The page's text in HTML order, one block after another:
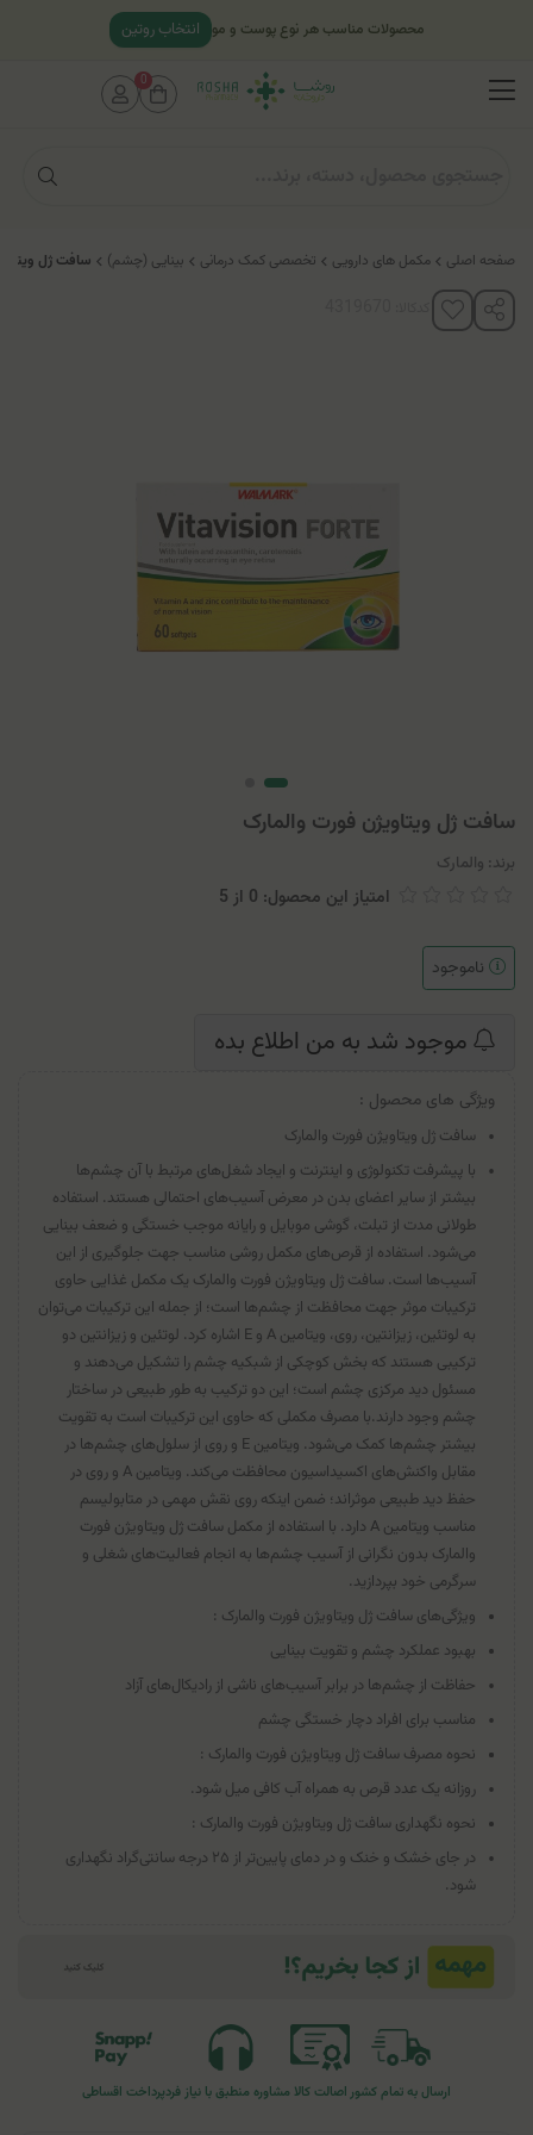
صفحه اصلی مکمل های دارویی تخصصی کمک درمانی بینایی (چشم) سافت ژل
سافت ژل ویتاویژن فورت والمارک
برند: والمارک
امتیاز این محصول: 0 از 5
ناموجود
موجود شد به من اطلاع بده
ویژگی های محصول :
سافت ژل ویتاویژن فورت والمارک
با پیشرفت تکنولوژی و اینترنت و ایجاد شغل‌های مرتبط با آن چشم‌ها
بیشتر از سایر اعضای بدن در معرض آسیب‌های احتمالی هستند. استفاده
طولانی مدت از تبلت، گوشی موبایل و رایانه موجب خستگی و ضعف بینایی
می‌شود. استفاده از قرص‌های مکمل روشی مناسب جهت جلوگیری از این
آسیب‌ها است. سافت ژل ویتاویژن فورت والمارک یک مکمل غذایی حاوی
ترکیبات موثر جهت محافظت از چشم‌ها است؛ از جمله این ترکیبات می‌توان
به لوتئین، زیزانتین، روی، ویتامین A و E اشاره کرد. لوتئین و زیزانتین دو
ترکیبی هستند که بخش کوچکی از شبکیه چشم را تشکیل می‌دهند و
مسئول دید مرکزی چشم است؛ این دو ترکیب به طور طبیعی در ساختار
چشم وجود دارند.با مصرف مکملی که حاوی این ترکیبات است به تقویت
بیشتر چشم‌ها کمک می‌شود. ویتامین E و روی از سلول‌های چشم‌ها در
مقابل واکنش‌های اکسیداسیون محافظت می‌کند. ویتامین A و روی در
حفظ دید طبیعی موثراند؛ ضمن اینکه روی نقش مهمی در متابولیسم
مناسب ویتامین A دارد. با استفاده از مکمل سافت ژل ویتاویژن فورت
والمارک بدون نگرانی از آسیب چشم‌ها به انجام فعالیت‌های شغلی و
سرگرمی خود بپردازید.
ویژگی‌های سافت ژل ویتاویژن فورت والمارک :
بهبود عملکرد چشم و تقویت بینایی
حفاظت از چشم‌ها در برابر آسیب‌های ناشی از رادیکال‌های آزاد
مناسب برای افراد دچار خستگی چشم
نحوه مصرف سافت ژل ویتاویژن فورت والمارک :
روزانه یک عدد قرص به همراه آب کافی میل شود.
نحوه نگهداری سافت ژل ویتاویژن فورت والمارک :
در جای خشک و خنک و در دمای پایین‌تر از ۲۵ درجه سانتی‌گراد نگهداری
شود.
ارسال به تمام کشوراصالت کالا مشاوره منطبق با نیاز فردپرداخت اقساطی
محصولات مناسب هر نوع پوست و مو انتخاب روتین
0